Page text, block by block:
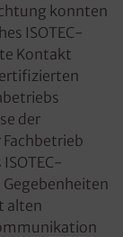
konnten
ISOTEC-
Kontakt
der
alten